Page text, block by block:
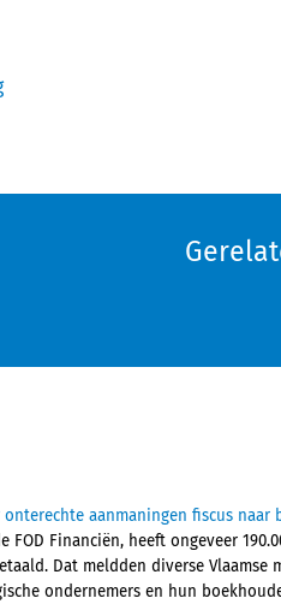
aanmaningen fiscus naar
FOD Financiën, heeft ongeveer
Dat meldden diverse
ondernemers en hun